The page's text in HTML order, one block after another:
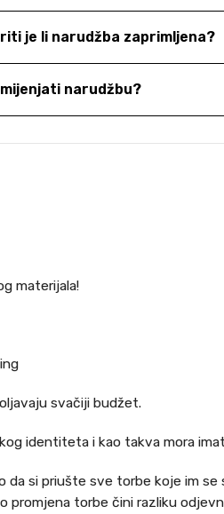
je li narudžba zaprimljena?
narudžbu?
materijala!
svačiji budžet.
identiteta i kao takva mora
da si priušte sve torbe koje im se
torbe čini razliku